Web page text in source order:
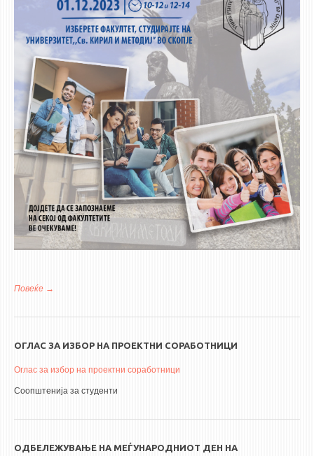
Повеќе за ОТВОРЕН ДЕН на Универзитетот ,,Св.Кирил и Методиј” во
ОГЛАС ЗА ИЗБОР НА ПРОЕКТНИ СОРАБОТНИЦИ
Оглас за избор на проектни соработници
Соопштенија за студенти
ОДБЕЛЕЖУВАЊЕ НА МЕЃУНАРОДНИОТ ДЕН НА